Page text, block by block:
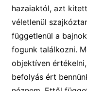
hazaiaktól, azt
véletlenül
függetlenül a
fogunk találkozni.
objektíven
befolyás ért